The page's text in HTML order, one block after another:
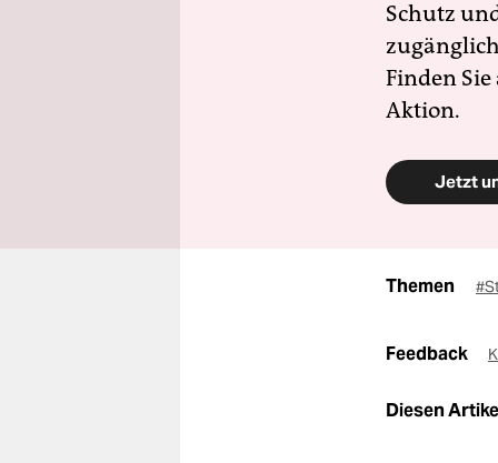
Schutz
Finden
Aktion.
Jetzt
Themen
Feedback
Diesen